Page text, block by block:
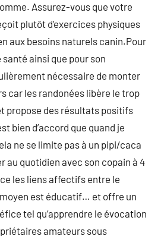
Assurez-vous que votre
plutôt d’exercices physiques
aux besoins naturels canin.Pour
ainsi que pour son
nécessaire de monter
car les randonées libère le trop
propose des résultats positifs
bien d’accord que quand je
ne se limite pas à un pipi/caca
au quotidien avec son copain à 4
les liens affectifs entre le
est éducatif… et offre un
tel qu’apprendre le évocation
amateurs sous